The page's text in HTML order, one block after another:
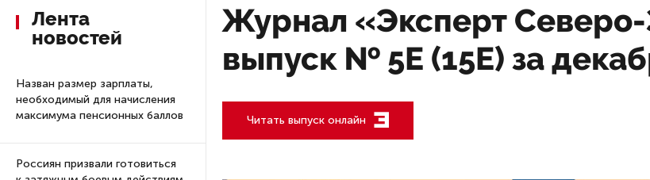
Лента
новостей
Назван размер зарплаты,
необходимый для начисления
максимума пенсионных баллов
Россиян призвали готовиться
Журнал «Эксперт
выпуск № 5E (15E) за
Читать выпуск онлайн